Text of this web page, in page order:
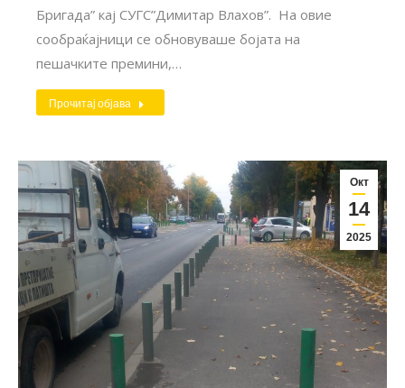
Бригада” кај СУГС”Димитар Влахов”. На овие
сообраќајници се обновуваше бојата на
пешачките премини,…
Прочитај објава
Окт
14
2025